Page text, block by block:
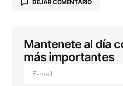
DEJAR COMENTARIO
Tu dirección de correo
publicada. Los campos
marcados con *
Mantenete al día
más importantes